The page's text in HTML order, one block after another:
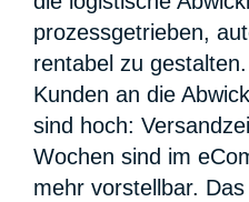
prozessgetrieben,
rentabel zu
Kunden an die
sind hoch:
Wochen sind im
mehr vorstellbar.